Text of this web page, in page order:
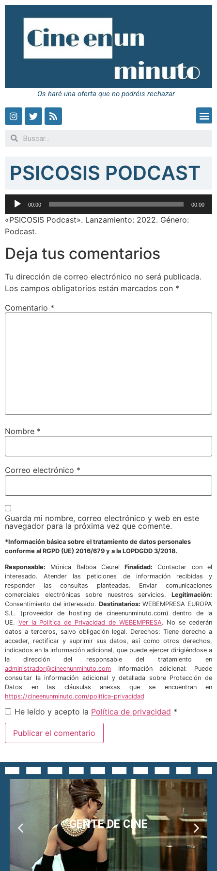
Os haré una oferta que no podréis rechazar...
PSICOSIS PODCAST
Reproductor
de
audio
00:00 00:00
«PSICOSIS Podcast». Lanzamiento: 2022. Género:
Podcast.
Deja tus comentarios
Tu dirección de correo electrónico no será publicada.
Los campos obligatorios están marcados con *
Comentario *
Nombre *
Correo electrónico *
Guarda mi nombre, correo electrónico y web en este
navegador para la próxima vez que comente.
*Información básica sobre el tratamiento de datos personales
conforme al RGPD (UE) 2016/679 y a la LOPDGDD 3/2018.
Responsable: Mónica Balboa CaurelFinalidad: Contactar con el
interesado. Atender las peticiones de información recibidas y
responder las consultas planteadas. Enviar comunicaciones
comerciales electrónicas sobre nuestros servicios. Legitimación:
Consentimiento del interesado. Destinatarios: WEBEMPRESA EUROPA
S.L. (proveedor de hosting de cineenunminuto.com) dentro de la
UE. Ver la Política de Privacidad de WEBEMPRESA. No se cederán
datos a terceros, salvo obligación legal. Derechos: Tiene derecho a
acceder, rectificar y suprimir sus datos, así como otros derechos,
indicados en la información adicional, que puede ejercer dirigiéndose a
la dirección del responsable del tratamiento en
administrador@cineenunminuto.com Información adicional: Puede
consultar la información adicional y detallada sobre Protección de
Datos en las cláusulas anexas que se encuentran en
https://cineenunminuto.com/politica-privacidad
He leído y acepto la Política de privacidad *
GENTE DE CINE